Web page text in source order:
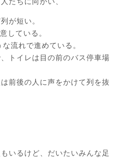
が短い。
している。
流れで進めている。
トイレは目の前のバス停車場
前後の人に声をかけて列を抜
いるけど、だいたいみんな足